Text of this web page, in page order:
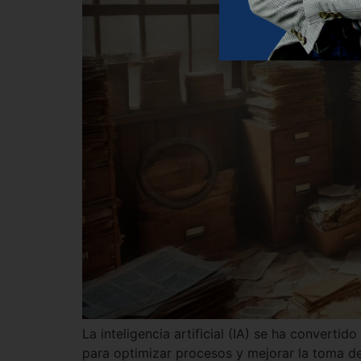
La inteligencia artificial (IA) se ha
para optimizar procesos y mejorar la toma